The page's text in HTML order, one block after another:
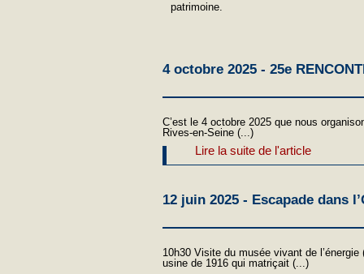
patrimoine.
4 octobre 2025 - 25e
C’est le 4 octobre 2025 que nous
Rives-en-Seine (...)
Lire la suite de l'article
12 juin 2025 - Escapade dans
10h30 Visite du musée vivant de
usine de 1916 qui matriçait (...)